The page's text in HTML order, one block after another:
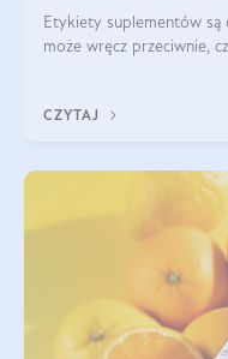
Etykiety suplementów są
może wręcz przeciwnie,
CZYTAJ